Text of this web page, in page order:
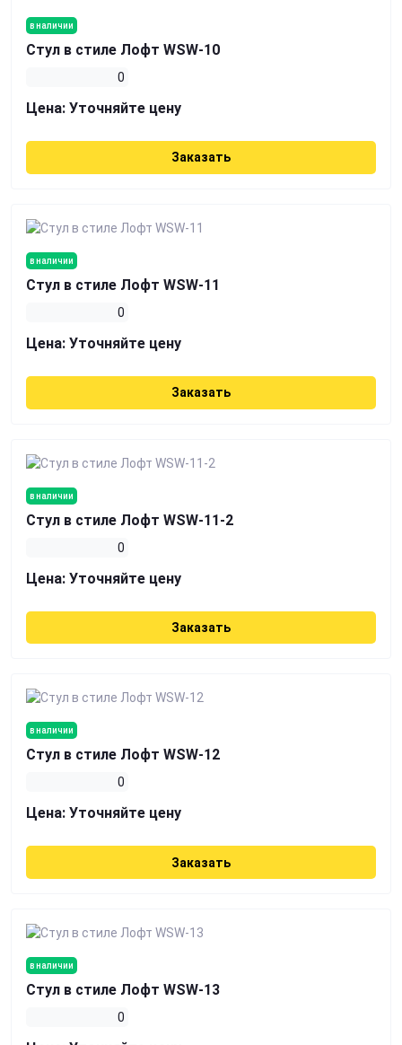
в наличии
Стул в стиле Лофт WSW-10
0
Цена: Уточняйте цену
Заказать
в наличии
Стул в стиле Лофт WSW-11
0
Цена: Уточняйте цену
Заказать
в наличии
Стул в стиле Лофт WSW-11-2
0
Цена: Уточняйте цену
Заказать
в наличии
Стул в стиле Лофт WSW-12
0
Цена: Уточняйте цену
Заказать
в наличии
Стул в стиле Лофт WSW-13
0